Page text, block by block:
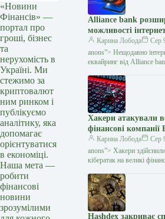
«Новини
Фінансів» —
портал про
гроші, бізнес
та
нерухомість в
Україні. Ми
стежимо за
криптовалют
ним ринком і
публікуємо
аналітику, яка
допомагає
орієнтуватися
в економіці.
Наша мета —
робити
фінансові
новини
зрозумілими
Alliance bank
можливості
еквайрингу: три
— Мінфін
Карина Лобода
Сер
anons”> Нещодавно
еквайринг від Alliance
функціями, які
платежів для бізнесу та
оплати
Хакери атакували
фінансові компанії
стріт: під удар
хедж-фонди —
Карина Лобода
Сер
anons”> Хакери
кібератак на великі
хедж-фондами та
інвестиційними фірмами.
Hashdex закриває